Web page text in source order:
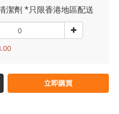
潔劑 *只限香港地區配送
立即購買